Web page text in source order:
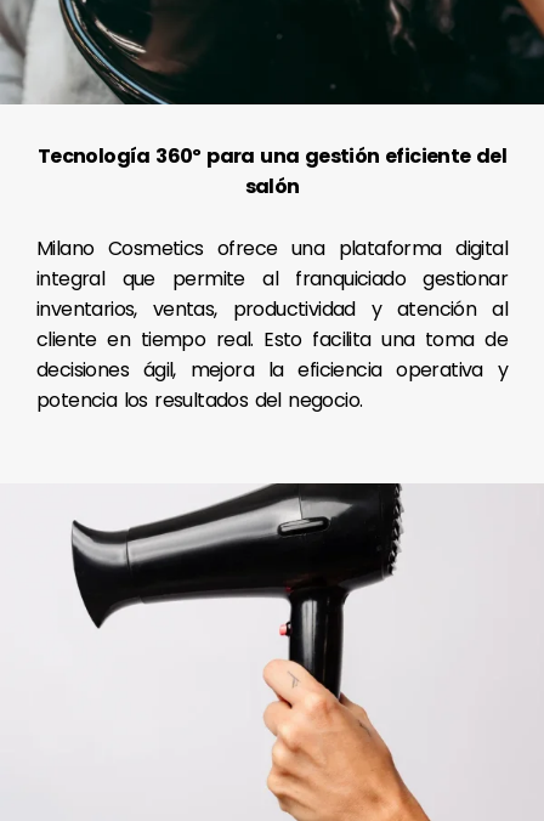
Tecnología 360º para una gestión eficiente del
salón
Milano Cosmetics ofrece una plataforma digital
integral que permite al franquiciado gestionar
inventarios, ventas, productividad y atención al
cliente en tiempo real. Esto facilita una toma de
decisiones ágil, mejora la eficiencia operativa y
potencia los resultados del negocio.